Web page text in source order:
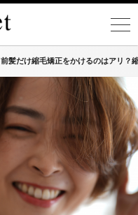
前髪だけ縮毛矯正をかけるのはアリ？